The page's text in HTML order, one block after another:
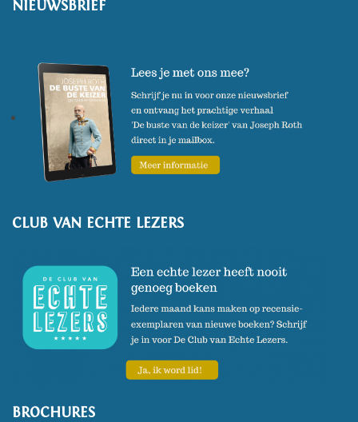
DW en B en Das Magazin en
de Begeerte.
NIEUWSBRIEF
CLUB VAN ECHTE LEZERS
BROCHURES